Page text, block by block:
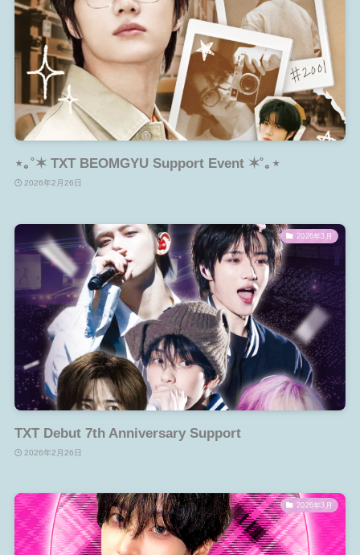
⋆｡˚✶ TXT BEOMGYU Support Event ✶˚｡⋆
2026年2月26日
2026年3月
TXT Debut 7th Anniversary Support
2026年2月26日
2026年3月